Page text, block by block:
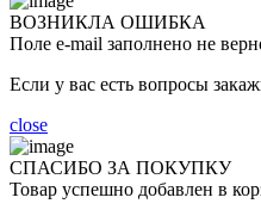
ВОЗНИКЛА ОШИБКА
Поле e-mail заполнено не
Если у вас есть вопросы
close
СПАСИБО ЗА ПОКУПКУ
Товар успешно добавлен в